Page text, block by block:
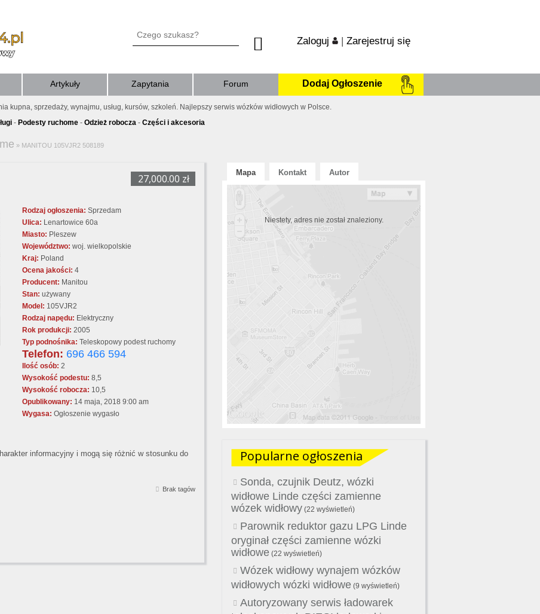
Zaloguj | Zarejestruj się
Artykuły Zapytania Forum Dodaj Ogłoszenie
kupna, sprzedaży, wynajmu, usług, kursów, szkoleń. Najlepszy serwis wózków widłowych w Polsce.
- Podesty ruchome - Odzież robocza - Części i akcesoria
» MANITOU 105VJR2 508189
27,000.00 zł
Rodzaj ogłoszenia: Sprzedam
Ulica: Lenartowice 60a
Miasto: Pleszew
Województwo: woj. wielkopolskie
Kraj: Poland
Ocena jakości: 4
Producent: Manitou
Stan: używany
Model: 105VJR2
Rodzaj napędu: Elektryczny
Rok produkcji: 2005
Typ podnośnika: Teleskopowy podest ruchomy
Telefon: 696 466 594
Ilość osób: 2
Wysokość podestu: 8,5
Wysokość robocza: 10,5
Opublikowany: 14 maja, 2018 9:00 am
Wygasa: Ogłoszenie wygasło
informacyjny i mogą się różnić w stosunku do
Brak tagów
Mapa Kontakt Autor
Niestety, adres nie został znaleziony.
Popularne ogłoszenia
Sonda, czujnik Deutz, wózki
widłowe Linde części zamienne
wózek widłowy (22 wyświetleń)
Parownik reduktor gazu LPG Linde
oryginał części zamienne wózki
widłowe (22 wyświetleń)
Wózek widłowy wynajem wózków
widłowych wózki widłowe (9 wyświetleń)
Autoryzowany serwis ładowarek